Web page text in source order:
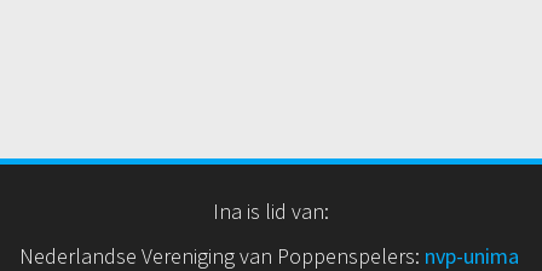
Ina is lid van:
Nederlandse Vereniging van Poppenspelers: nvp-unima